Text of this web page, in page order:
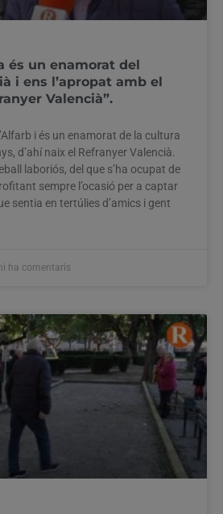
és un enamorat del
i ens l’apropat amb el
Valencià”.
i és un enamorat de la cultura
d’ahí naix el Refranyer Valencià.
laboriós, del que s’ha ocupat de
sempre l’ocasió per a captar
sentia en tertúlies d’amics i gent
ha comentaris